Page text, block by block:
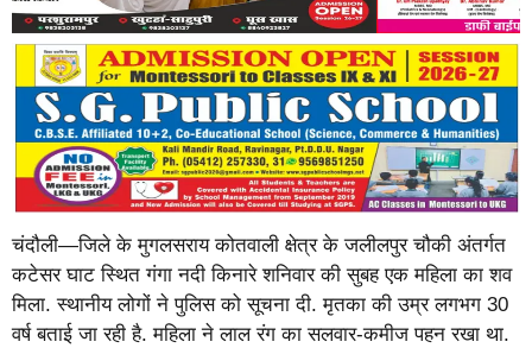
चंदौली—जिले के मुगलसराय कोतवाली क्षेत्र के जलीलपुर चौकी अंतर्गत
कटेसर घाट स्थित गंगा नदी किनारे शनिवार की सुबह एक महिला का शव
मिला. स्थानीय लोगों ने पुलिस को सूचना दी. मृतका की उम्र लगभग 30
वर्ष बताई जा रही है. महिला ने लाल रंग का सलवार-कमीज पहन रखा था.